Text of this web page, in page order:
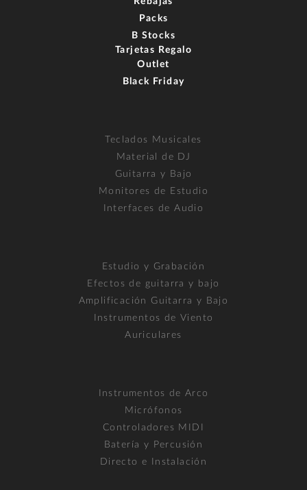
Packs
B Stocks
Tarjetas Regalo
Outlet
Black Friday
Teclados Musicales
Material de DJ
Guitarra y Bajo
Monitores de Estudio
Interfaces de Audio
Estudio y Grabación
Efectos de guitarra y bajo
Amplificación Guitarra y Bajo
Instrumentos de Viento
Auriculares
Instrumentos de Arco
Micrófonos
Controladores MIDI
Batería y Percusión
Directo e Instalación